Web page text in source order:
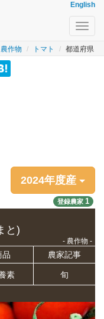
English
農作物 トマト 都道府県
2024年度産
登録農家 1
と)
- 農作物 -
品
農家記事
素 旬